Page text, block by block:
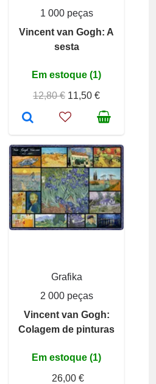
1 000 peças
Vincent van Gogh: A
sesta
Em estoque (1)
12,80 € 11,50 €
Grafika
2 000 peças
Vincent van Gogh:
Colagem de pinturas
Em estoque (1)
26,00 €